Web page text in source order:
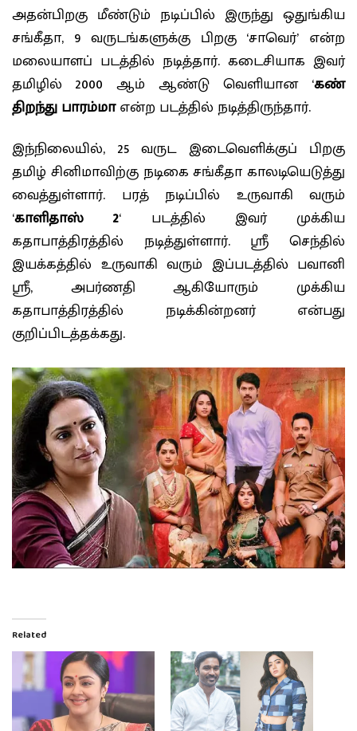
அதன்பிறகு மீண்டும் நடிப்பில் இருந்து ஒதுங்கிய
சங்கீதா, 9 வருடங்களுக்கு பிறகு ‘சாவெர்’ என்ற
மலையாளப் படத்தில் நடித்தார். கடைசியாக இவர்
தமிழில் 2000 ஆம் ஆண்டு வெளியான ‘கண்
திறந்து பாரம்மாஎன்ற படத்தில் நடித்திருந்தார்.
இந்நிலையில், 25 வருட இடைவெளிக்குப் பிறகு
தமிழ் சினிமாவிற்கு நடிகை சங்கீதா காலடியெடுத்து
வைத்துள்ளார். பரத் நடிப்பில் உருவாகி வரும்
‘காளிதாஸ் 2‘ படத்தில் இவர் முக்கிய
கதாபாத்திரத்தில் நடித்துள்ளார். ஸ்ரீ செந்தில்
இயக்கத்தில் உருவாகி வரும் இப்படத்தில் பவானி
ஸ்ரீ, அபர்ணதி ஆகியோரும் முக்கிய
கதாபாத்திரத்தில் நடிக்கின்றனர் என்பது
குறிப்பிடத்தக்கது.
Related